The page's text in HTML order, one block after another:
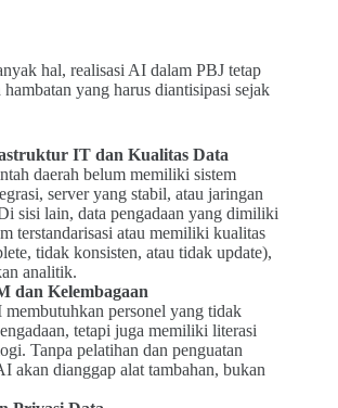
hal, realisasi AI dalam PBJ tetap
yang harus diantisipasi sejak
IT dan Kualitas Data
daerah belum memiliki sistem
server yang stabil, atau jaringan
sisi lain, data pengadaan yang dimiliki
terstandarisasi atau memiliki kualitas
tidak konsisten, atau tidak update),
analitik.
dan Kelembagaan
membutuhkan personel yang tidak
tetapi juga memiliki literasi
Tanpa pelatihan dan penguatan
akan dianggap alat tambahan, bukan